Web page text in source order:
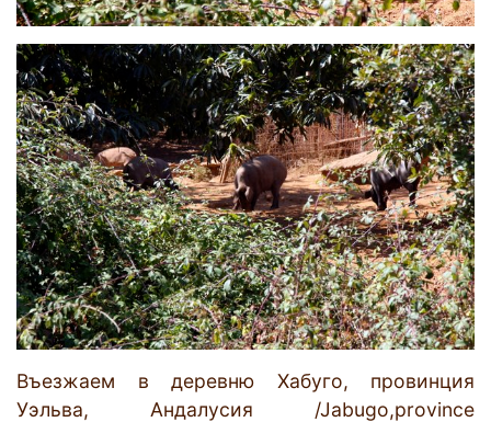
Въезжаем в деревню Хабуго, провинция
Уэльва, Андалусия /Jabugo,province